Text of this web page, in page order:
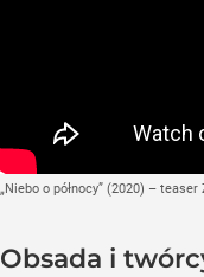
„Niebo o północy” (2020) – teaser
Obsada i